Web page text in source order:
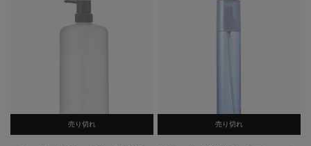
売り切れ 売り切れ